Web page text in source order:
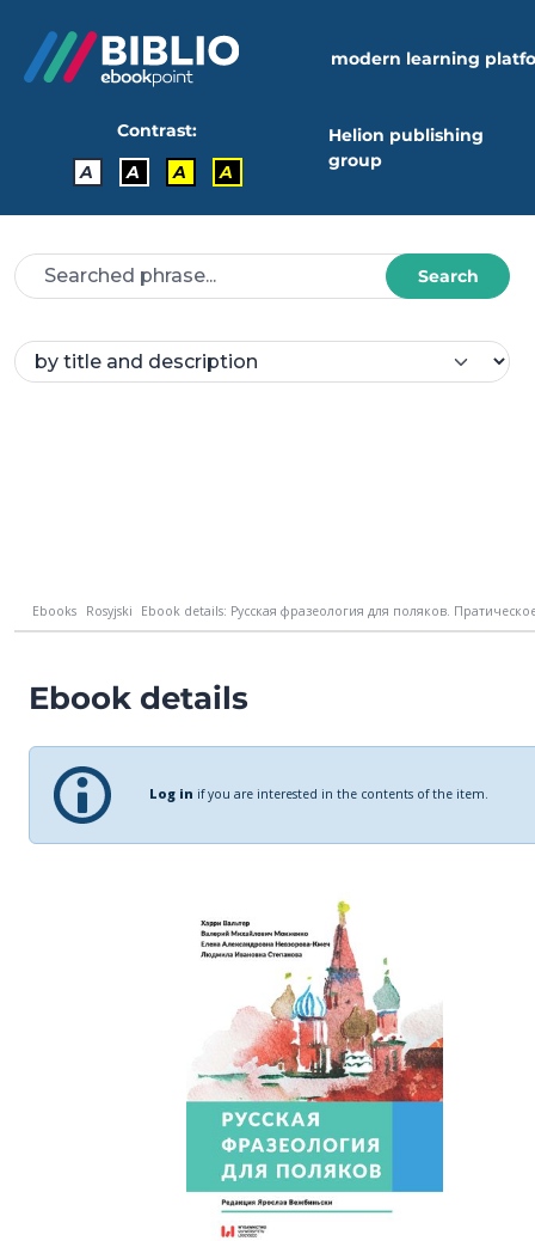
modern learning
Contrast:
A
A A A
Helion publishing
group
Search
Ebooks Rosyjski Ebook details: Русская фразеология для поляков.
Ebook details
Log in if you are interested in the contents of the item.